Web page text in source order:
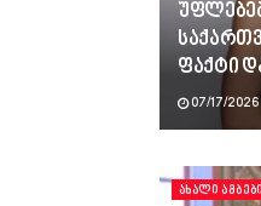
ფაქტი
07/17/2026
ᲐᲮᲐᲚᲘ ᲐᲛᲑᲔᲑᲘ